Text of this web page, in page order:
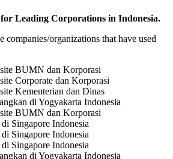
Leading Corporations in Indonesia.
companies/organizations that have used